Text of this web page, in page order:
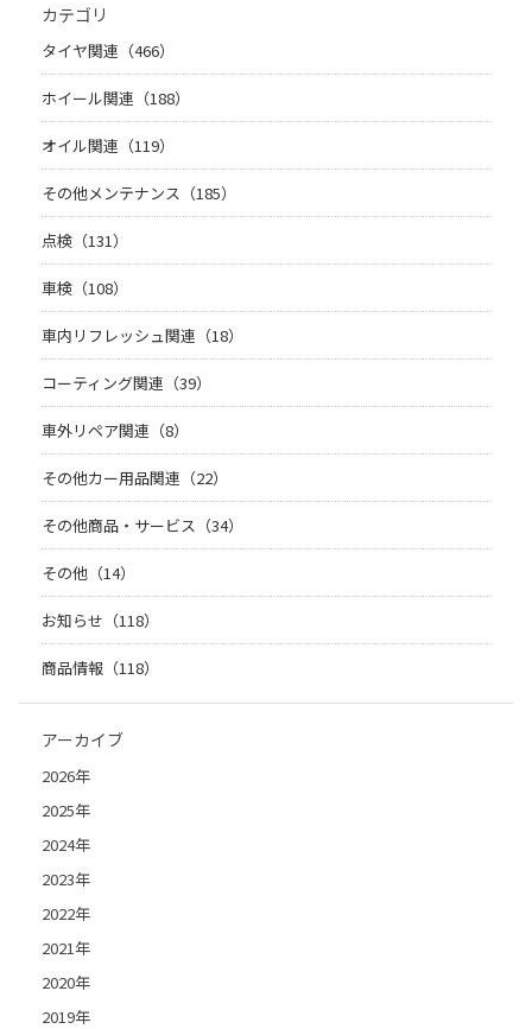
カテゴリ
タイヤ関連（466）
ホイール関連（188）
オイル関連（119）
その他メンテナンス（185）
点検（131）
車検（108）
車内リフレッシュ関連（18）
コーティング関連（39）
車外リペア関連（8）
その他カー用品関連（22）
その他商品・サービス（34）
その他（14）
お知らせ（118）
商品情報（118）
アーカイブ
2026年
2025年
2024年
2023年
2022年
2021年
2020年
2019年